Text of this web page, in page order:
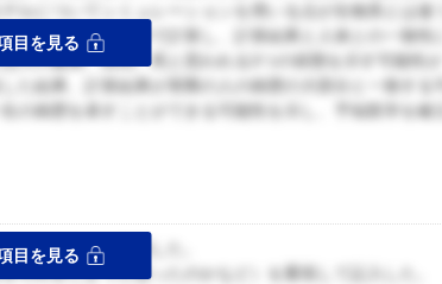
ルについてシミュレーションを用いる点が生物系とは違う
を数千通りの条件で計算し、計算結果と人体との一致性に
人の健康、病気、死と思われる3つの状態を示す可能性が
た結果、計算結果が実際の人の病歴の大部分と一致する可
の病歴を表すことができる可能性を示し、予知医学を確立
目を見る
きているかを重視した。
それをしようと思ったのかなど）を重視して記入した。
目を見る